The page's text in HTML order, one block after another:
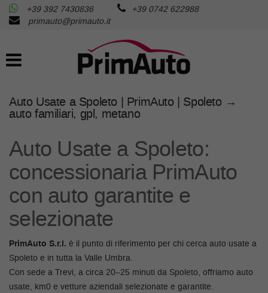
AZIENDA
AUTO USATE
RICHIEDI LA TUA AUTO
SERVIZI
ASSISTENZA
FISCALITA’
CONTATTI
+39 392 7430836
+39 0742 622988
primauto@primauto.it
Auto Usate a Spoleto | PrimAuto | Spoleto →
auto familiari, gpl, metano
Auto Usate a Spoleto:
concessionaria PrimAuto
con auto garantite e
selezionate
PrimAuto S.r.l. è il punto di riferimento per chi cerca auto usate a
Spoleto e in tutta la Valle Umbra.
Con sede a Trevi, a circa 20–25 minuti da Spoleto, offriamo auto
usate, km0 e vetture aziendali selezionate e garantite.
Le
di
consenso
seguente
pannello
consente
di
le
preferenze
di
consenso
tecnologie
di
tracciamento
che